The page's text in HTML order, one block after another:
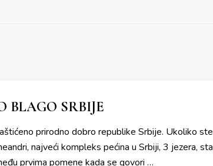
BLAGO SRBIJE
prirodno dobro republike Srbije. Ukoliko
najveći kompleks pećina u Srbiji, 3 jezera,
prvima pomene kada se govori …